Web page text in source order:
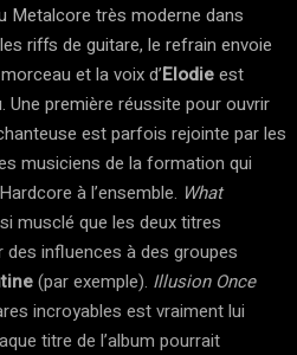
Metalcore très moderne dans
riffs de guitare, le refrain envoie
et la voix d’Elodieest
première réussite pour ouvrir
est parfois rejointe par les
musiciens de la formation qui
à l’ensemble. What
musclé que les deux titres
influences à des groupes
(par exemple). Illusion Once
incroyables est vraiment lui
titre de l’album pourrait